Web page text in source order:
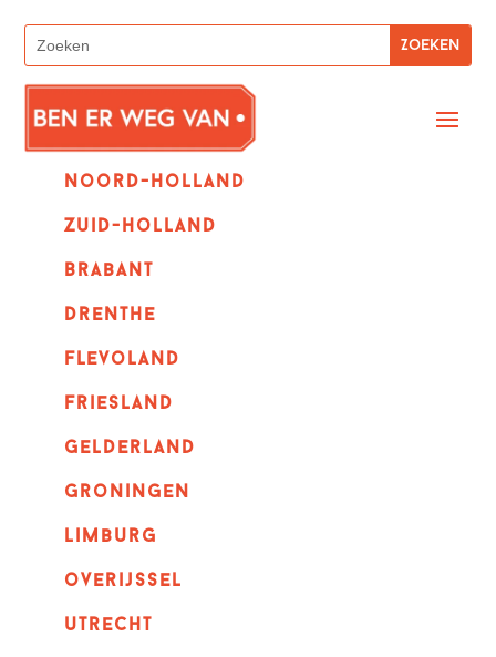
Noord-holland
zuid-holland
Brabant
Drenthe
Flevoland
Friesland
Gelderland
Groningen
Limburg
overijssel
utrecht